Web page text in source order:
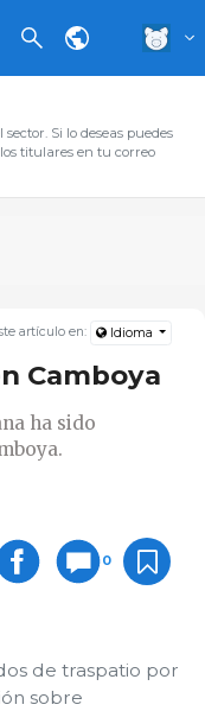
Si lo deseas puedes
titulares en tu correo
artículo en: Idioma
Camboya
ha sido
0
de traspatio por
sobre